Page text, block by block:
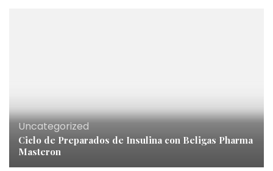
Uncategorized
Ciclo de Preparados de Insulina con Beligas Pharma
Masteron